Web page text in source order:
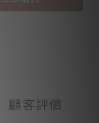
顧客評價